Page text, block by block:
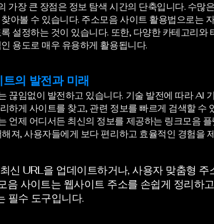
가장 큰 장점은 정보 탐색 시간의 단축입니다. 수
아볼 수 있습니다. 주소모음 사이트 활용법으로는
설정하는 것이 있습니다. 또한, 다양한 카테고리
용도로 매우 유용하게 활용됩니다.
의 발전과 미래
끊임없이 발전하고 있습니다. 기술 발전에 따라 AI
하게 사이트를 찾고, 관련 정보를 빠르게 검색할
언제 어디서든 최신의 정보를 제공하는 링크모음
져, 사용자들에게 보다 편리하고 효율적인 경험을
신 URL을 업데이트하거나, 사용자 맞춤형
음 사이트는 웹사이트 주소를 손쉽게 정리하
필수 도구입니다.